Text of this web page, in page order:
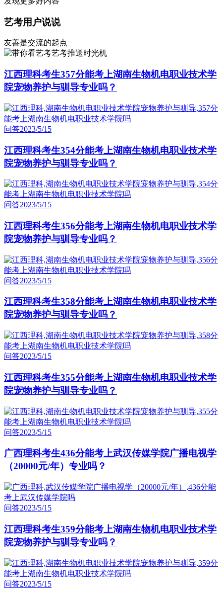
艺考用户说说
友善是交流的起点
艺考推送时光机
江西理科考生357分能考上湖南生物机电职业技术学
院宠物养护与驯导专业吗？
问答2023/5/15
江西理科考生354分能考上湖南生物机电职业技术学
院宠物养护与驯导专业吗？
问答2023/5/15
江西理科考生356分能考上湖南生物机电职业技术学
院宠物养护与驯导专业吗？
问答2023/5/15
江西理科考生358分能考上湖南生物机电职业技术学
院宠物养护与驯导专业吗？
问答2023/5/15
江西理科考生355分能考上湖南生物机电职业技术学
院宠物养护与驯导专业吗？
问答2023/5/15
广西理科考生436分能考上武汉传媒学院广播电视学
（20000元/年）专业吗？
问答2023/5/15
江西理科考生359分能考上湖南生物机电职业技术学
院宠物养护与驯导专业吗？
问答2023/5/15